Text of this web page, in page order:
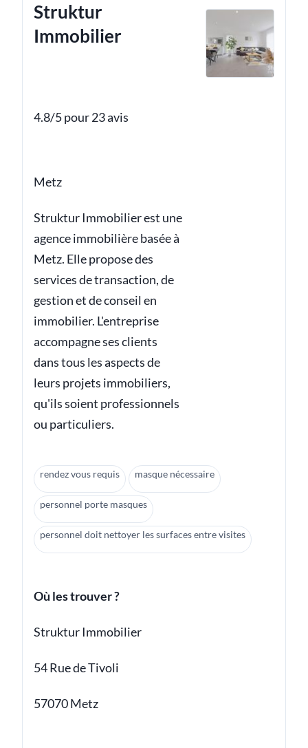
Struktur
Immobilier
4.8/5 pour 23 avis
Metz
Struktur Immobilier est une
agence immobilière basée à
Metz. Elle propose des
services de transaction, de
gestion et de conseil en
immobilier. L'entreprise
accompagne ses clients
dans tous les aspects de
leurs projets immobiliers,
qu'ils soient professionnels
ou particuliers.
rendez vous requis masque nécessaire
personnel porte masques
personnel doit nettoyer les surfaces entre visites
Où les trouver ?
Struktur Immobilier
54 Rue de Tivoli
57070 Metz